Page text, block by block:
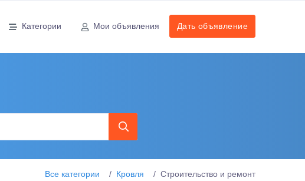
Категории Мои объявления Дать объявление
Все категории Кровля Строительство и ремонт